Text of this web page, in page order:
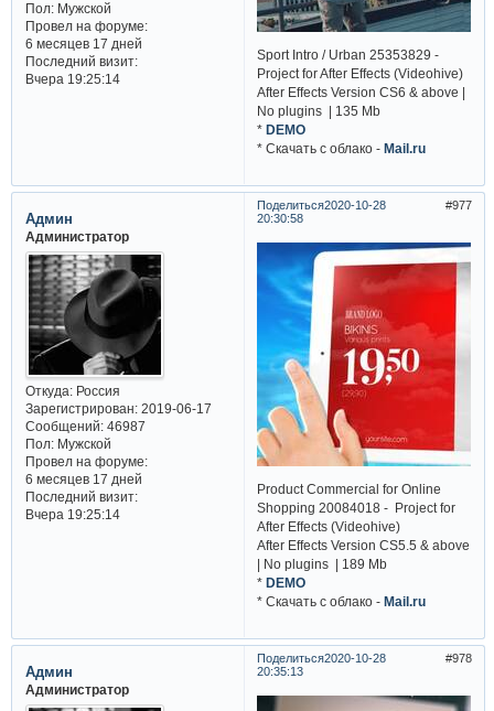
Пол:Мужской
Провел на форуме:
6 месяцев 17 дней
Последний визит:
Вчера 19:25:14
Sport Intro / Urban 25353829 -
Project for After Effects (Videohive)
After Effects Version CS6 & above |
No plugins | 135 Mb
*DEMO
* Cкачать с облако -Mail.ru
Поделиться 977
2020-10-28
20:30:58
Админ
Администратор
Откуда:Россия
Зарегистрирован: 2019-06-17
Сообщений:46987
Пол:Мужской
Провел на форуме:
6 месяцев 17 дней
Последний визит:
Вчера 19:25:14
Product Commercial for Online
Shopping 20084018 - Project for
After Effects (Videohive)
After Effects Version CS5.5 & above
| No plugins | 189 Mb
*DEMO
* Cкачать с облако -Mail.ru
Поделиться 978
2020-10-28
20:35:13
Админ
Администратор